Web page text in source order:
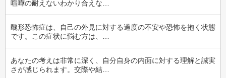
喧嘩の耐えないわかり合えな…
醜形恐怖症は、自己の外見に対する過度の不安や恐怖を抱く状態
です。この症状に悩む方は、…
あなたの考えは非常に深く、自分自身の内面に対する理解と誠実
さが感じられます。交際や結…